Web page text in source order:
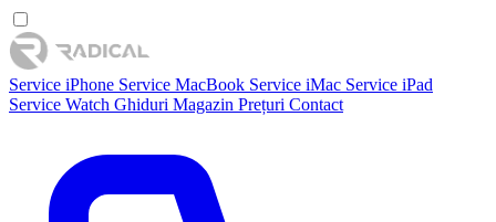
Service iPhone Service MacBook Service iMac Service iPad
Service Watch Ghiduri Magazin Prețuri Contact